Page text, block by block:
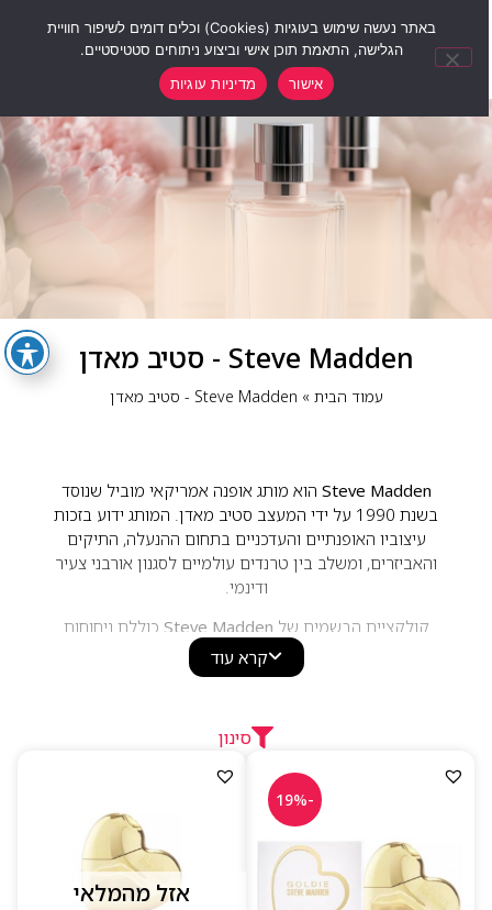
Steve Madden - סטיב מאדן
עמוד הבית» Steve Madden - סטיב מאדן
Steve Maddenהוא מותג אופנה אמריקאי מוביל שנוסד
בשנת 1990 על ידי המעצב סטיב מאדן. המותג ידוע בזכות
עיצוביו האופנתיים והעדכניים בתחום ההנעלה, התיקים
והאביזרים, ומשלב בין טרנדים עולמיים לסגנון אורבני צעיר
ודינמי.
קולקציית הבשמים של Steve Maddenכוללת ניחוחות
לנשים ולגברים המשלבים תווים פרחוניים, פירותיים,
מושקיים, עציים וענבריים. הבשמים מתאפיינים בסגנון מודרני,
יומיומי וליציאות. בזכות השילוב בין אופנתיות, נגישות ואיכות,
Steve Madden מציע חוויית בישום עדכנית המשקפת את
רוח המותג הנועזת והטרנדית.
קרא עוד
סינון
-19%
אזל מהמלאי
באתר נעשה שימוש בעוגיות (Cookies) וכלים דומים לשיפור חוויית
הגלישה, התאמת תוכן אישי וביצוע ניתוחים סטטיסטיים.
אישור
מדיניות עוגיות